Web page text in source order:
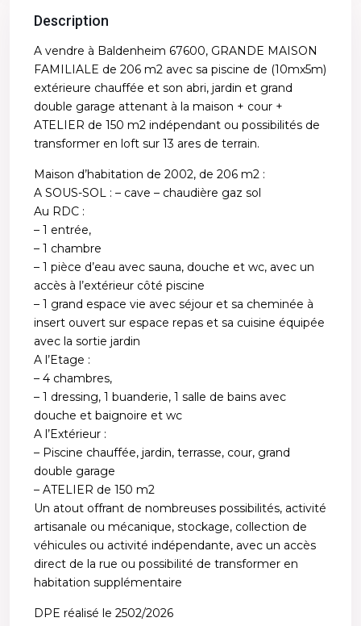
Description
A vendre à Baldenheim 67600, GRANDE MAISON
FAMILIALE de 206 m2 avec sa piscine de (10mx5m)
extérieure chauffée et son abri, jardin et grand
double garage attenant à la maison + cour +
ATELIER de 150 m2 indépendant ou possibilités de
transformer en loft sur 13 ares de terrain.
Maison d’habitation de 2002, de 206 m2 :
A SOUS-SOL : – cave – chaudière gaz sol
Au RDC :
– 1 entrée,
– 1 chambre
– 1 pièce d’eau avec sauna, douche et wc, avec un
accès à l’extérieur côté piscine
– 1 grand espace vie avec séjour et sa cheminée à
insert ouvert sur espace repas et sa cuisine équipée
avec la sortie jardin
A l’Etage :
– 4 chambres,
– 1 dressing, 1 buanderie, 1 salle de bains avec
douche et baignoire et wc
A l’Extérieur :
– Piscine chauffée, jardin, terrasse, cour, grand
double garage
– ATELIER de 150 m2
Un atout offrant de nombreuses possibilités, activité
artisanale ou mécanique, stockage, collection de
véhicules ou activité indépendante, avec un accès
direct de la rue ou possibilité de transformer en
habitation supplémentaire
DPE réalisé le 2502/2026